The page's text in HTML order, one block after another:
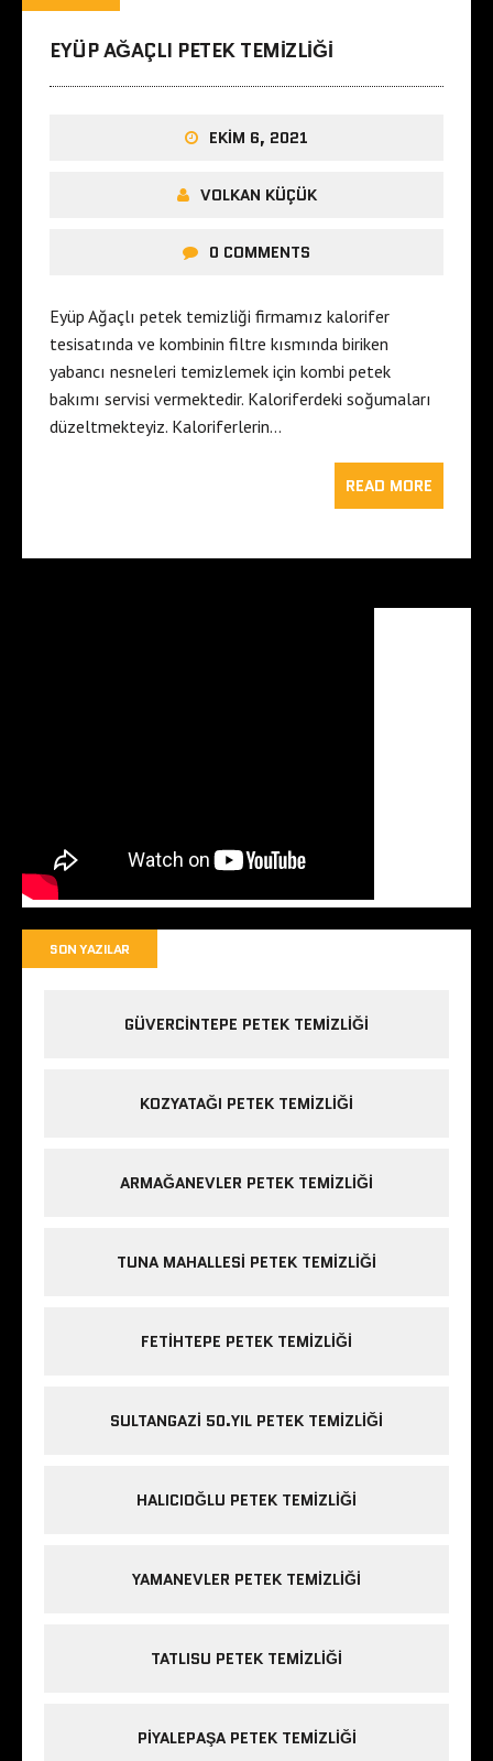
EYÜP AĞAÇLI PETEK TEMIZLIĞI
EKIM 6, 2021
VOLKAN KÜÇÜK
0 COMMENTS
Eyüp Ağaçlı petek temizliği firmamız kalorifer
tesisatında ve kombinin filtre kısmında biriken
yabancı nesneleri temizlemek için kombi petek
bakımı servisi vermektedir. Kaloriferdeki soğumaları
düzeltmekteyiz. Kaloriferlerin…
READ MORE
SON YAZILAR
GÜVERCINTEPE PETEK TEMIZLIĞI
KOZYATAĞI PETEK TEMIZLIĞI
ARMAĞANEVLER PETEK TEMIZLIĞI
TUNA MAHALLESI PETEK TEMIZLIĞI
FETIHTEPE PETEK TEMIZLIĞI
SULTANGAZI 50.YIL PETEK TEMIZLIĞI
HALICIOĞLU PETEK TEMIZLIĞI
YAMANEVLER PETEK TEMIZLIĞI
TATLISU PETEK TEMIZLIĞI
PIYALEPAŞA PETEK TEMIZLIĞI